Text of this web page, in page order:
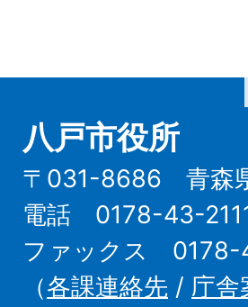
八戸市役所
〒031-8686 青森
電話 0178-43-
ファックス 0178-
（各課連絡先 / 庁舎